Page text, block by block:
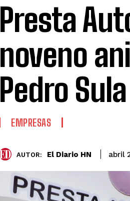
Presta
noveno
Pedro Sula
EMPRESAS
AUTOR: El Diario HN abril